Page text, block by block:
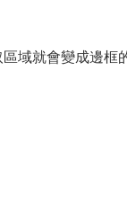
域就會變成邊框